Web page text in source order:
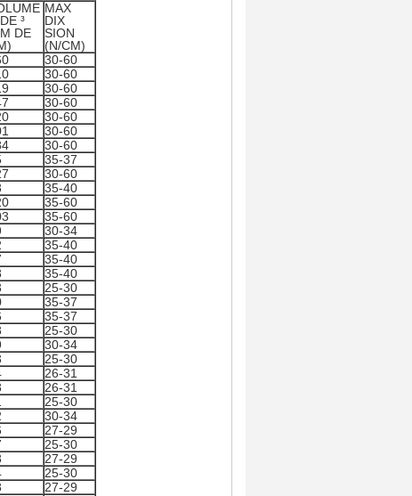
³
DE
MAX
DIX
SION
(N/CM)
30-60
30-60
30-60
30-60
30-60
30-60
30-60
35-37
30-60
35-40
35-60
35-60
30-34
35-40
35-40
35-40
25-30
35-37
35-37
25-30
30-34
25-30
26-31
26-31
25-30
30-34
27-29
25-30
27-29
25-30
27-29